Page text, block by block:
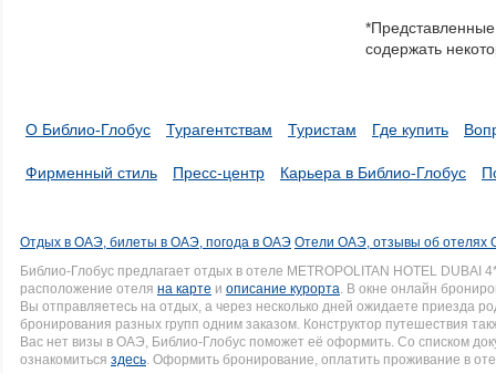
a
series.
содержать
О Библио-Глобус Турагентствам Туристам Где купить
Фирменный стиль Пресс-центр Карьера в Библио-Глобус
Отдых в ОАЭ, билеты в ОАЭ, погода в ОАЭ Отели ОАЭ, отзывы об отелях
Библио-Глобус предлагает отдых в отеле METROPOLITAN HOTEL
расположение отеля на карте и описание курорта. В окне онлайн
Вы отправляетесь на отдых, а через несколько дней ожидаете приезда
бронирования разных групп одним заказом. Конструктор путешествия
Вас нет визы в ОАЭ, Библио-Глобус поможет её оформить. Со списком
ознакомиться здесь. Оформить бронирование, оплатить проживание в